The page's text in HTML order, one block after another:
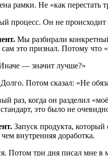
рамки. Не «как перестать
процесс. Он не происходит
Мы разбирали
это признал. Потому что
— значит лучше?»
Потом сказал: «Не
раз, когда он разделил
это было не
Запуск продукта,
внутренняя доработка.
Потом три дня писал мне в